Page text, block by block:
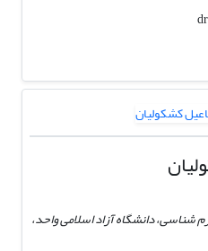
شناسی، دانشگاه آزاد اسلامی واحد،